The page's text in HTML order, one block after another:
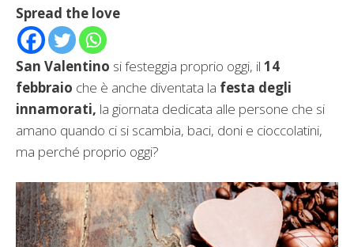
Spread the love
San Valentino si festeggia proprio oggi, il 14
febbraio che è anche diventata la festa degli
innamorati, la giornata dedicata alle persone che si
amano quando ci si scambia, baci, doni e cioccolatini,
ma perché proprio oggi?